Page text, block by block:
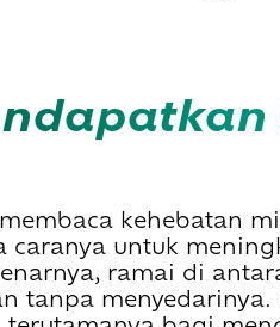
kehebatan
caranya untuk
ramai di
tanpa